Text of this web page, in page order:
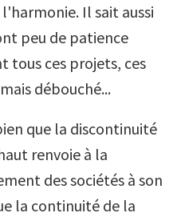
Il sait aussi
peu de patience
tous ces projets, ces
débouché...
que la discontinuité
renvoie à la
des sociétés à son
la continuité de la